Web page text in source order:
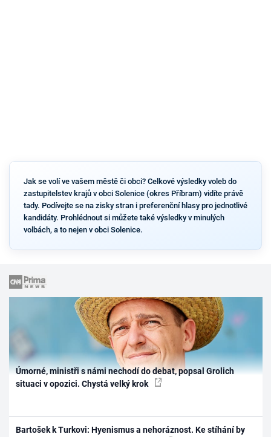
Jak se volí ve vašem městě či obci? Celkové výsledky voleb do
zastupitelstev krajů v obci Solenice (okres Příbram) vidíte právě
tady. Podívejte se na zisky stran i preferenční hlasy pro jednotlivé
kandidáty. Prohlédnout si můžete také výsledky v minulých
volbách, a to nejen v obci Solenice.
Úmorné, ministři s námi nechodí do debat, popsal Grolich
situaci v opozici. Chystá velký krok
Bartošek k Turkovi: Hyenismus a nehoráznost. Ke stíhání by